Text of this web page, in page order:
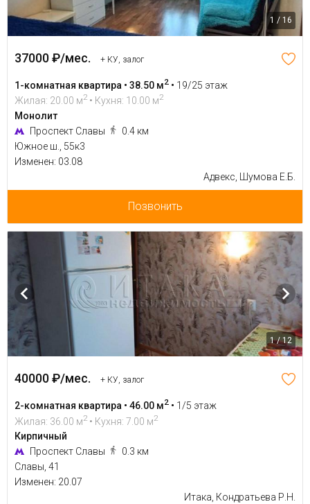
1 / 16
37000 ₽/мес. + КУ, залог
1-комнатная квартира • 38.50 м2 • 19/25 этаж
Жилая: 20.00 м2 • Кухня: 10.00 м2
Монолит
Проспект Славы
0.4 км
Южное ш., 55к3
Изменен: 03.08
Адвекс, Шумова Е.Б.
Позвонить
1 / 12
40000 ₽/мес. + КУ, залог
2-комнатная квартира • 46.00 м2 • 1/5 этаж
Жилая: 36.00 м2 • Кухня: 7.00 м2
Кирпичный
Проспект Славы
0.3 км
Славы, 41
Изменен: 20.07
Итака, Кондратьева Р.Н.